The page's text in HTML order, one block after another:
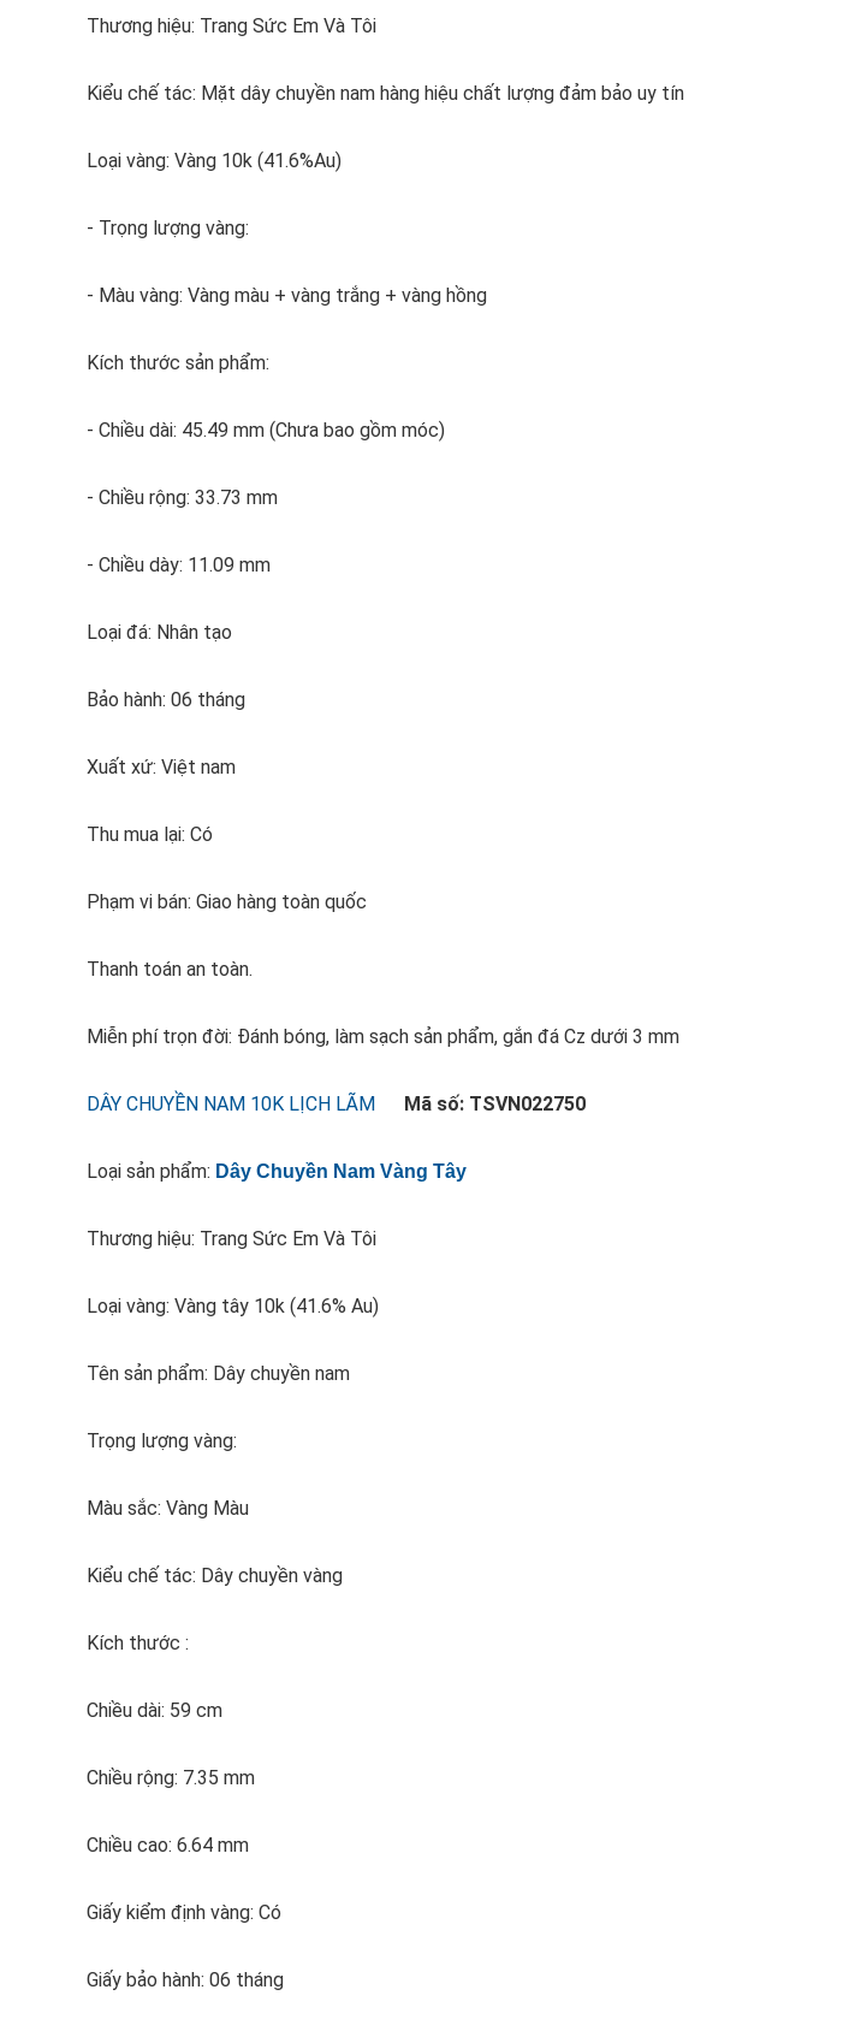
Thương hiệu: Trang Sức Em Và Tôi
Kiểu chế tác: Mặt dây chuyền nam hàng hiệu chất lượng đảm bảo uy tín
Loại vàng: Vàng 10k (41.6%Au)
- Trọng lượng vàng:
- Màu vàng: Vàng màu + vàng trắng + vàng hồng
Kích thước sản phẩm:
- Chiều dài: 45.49 mm (Chưa bao gồm móc)
- Chiều rộng: 33.73 mm
- Chiều dày: 11.09 mm
Loại đá: Nhân tạo
Bảo hành: 06 tháng
Xuất xứ: Việt nam
Thu mua lại: Có
Phạm vi bán: Giao hàng toàn quốc
Thanh toán an toàn.
Miễn phí trọn đời: Đánh bóng, làm sạch sản phẩm, gắn đá Cz dưới 3 mm
DÂY CHUYỀN NAM 10K LỊCH LÃM Mã số: TSVN022750
Loại sản phẩm: Dây Chuyền Nam Vàng Tây
Thương hiệu: Trang Sức Em Và Tôi
Loại vàng: Vàng tây 10k (41.6% Au)
Tên sản phẩm: Dây chuyền nam
Trọng lượng vàng:
Màu sắc: Vàng Màu
Kiểu chế tác: Dây chuyền vàng
Kích thước :
Chiều dài: 59 cm
Chiều rộng: 7.35 mm
Chiều cao: 6.64 mm
Giấy kiểm định vàng: Có
Giấy bảo hành: 06 tháng